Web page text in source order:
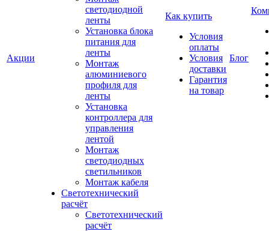
Акции
светодиодной
ленты
Установка блока
питания для
ленты
Монтаж
алюминиевого
профиля для
ленты
Установка
контроллера для
управления
лентой
Монтаж
светодиодных
светильников
Монтаж кабеля
Светотехнический
расчёт
Светотехнический
расчёт
Как купить
Условия
оплаты
Условия
доставки
Гарантия
на товар
Блог